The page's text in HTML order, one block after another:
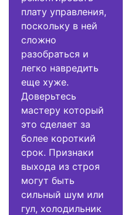
плату управления,
поскольку в ней
сложно
разобраться и
легко навредить
еще хуже.
Доверьтесь
мастеру который
это сделает за
более короткий
срок. Признаки
выхода из строя
могут быть
сильный шум или
гул, холодильник